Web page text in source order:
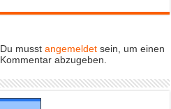
Du musstangemeldet sein, um einen
Kommentar abzugeben.